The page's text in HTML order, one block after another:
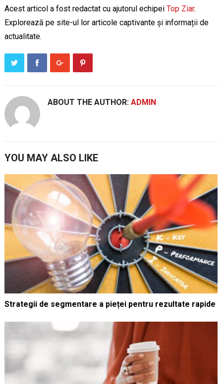
Acest articol a fost redactat cu ajutorul echipei Top Ziar.
Explorează pe site-ul lor articole captivante și informații de
actualitate.
ABOUT THE AUTHOR: ADMIN
YOU MAY ALSO LIKE
Strategii de segmentare a pieței pentru rezultate rapide